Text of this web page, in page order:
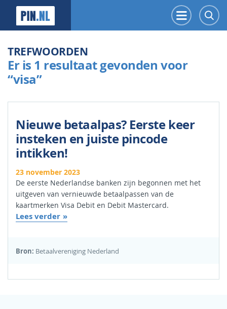
Menu
TREFWOORDEN
Er is 1 resultaat gevonden voor
“visa”
Nieuwe betaalpas? Eerste keer
insteken en juiste pincode
intikken!
23 november 2023
De eerste Nederlandse banken zijn begonnen met het
uitgeven van vernieuwde betaalpassen van de
kaartmerken Visa Debit en Debit Mastercard.
Lees verder
Bron: Betaalvereniging Nederland